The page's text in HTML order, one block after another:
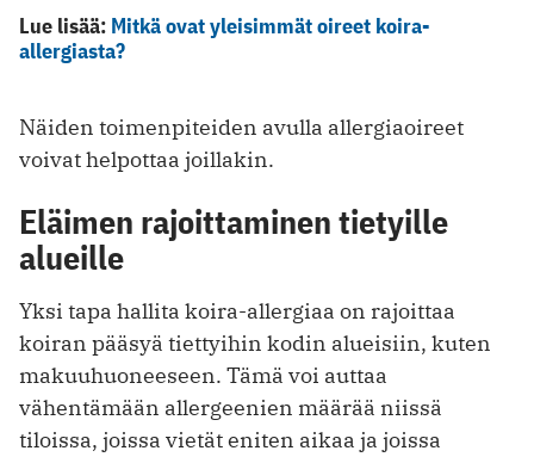
Lue lisää: Mitkä ovat yleisimmät oireet koira-
allergiasta?
Näiden toimenpiteiden avulla allergiaoireet
voivat helpottaa joillakin.
Eläimen rajoittaminen tietyille
alueille
Yksi tapa hallita koira-allergiaa on rajoittaa
koiran pääsyä tiettyihin kodin alueisiin, kuten
makuuhuoneeseen. Tämä voi auttaa
vähentämään allergeenien määrää niissä
tiloissa, joissa vietät eniten aikaa ja joissa